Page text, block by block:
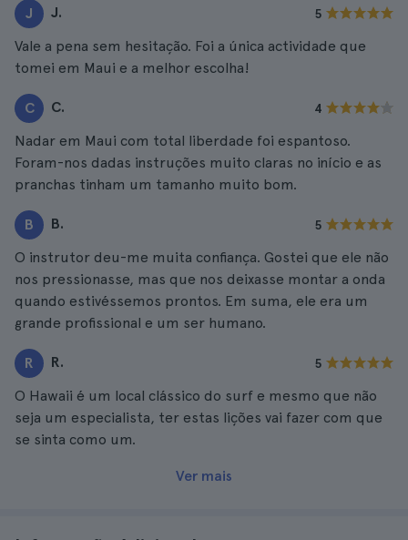
J J. 5
Vale a pena sem hesitação. Foi a única actividade que
tomei em Maui e a melhor escolha!
C C. 4
Nadar em Maui com total liberdade foi espantoso.
Foram-nos dadas instruções muito claras no início e as
pranchas tinham um tamanho muito bom.
B B. 5
O instrutor deu-me muita confiança. Gostei que ele não
nos pressionasse, mas que nos deixasse montar a onda
quando estivéssemos prontos. Em suma, ele era um
grande profissional e um ser humano.
R R. 5
O Hawaii é um local clássico do surf e mesmo que não
seja um especialista, ter estas lições vai fazer com que
se sinta como um.
Ver mais